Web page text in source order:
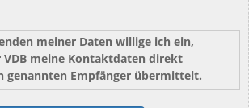
meiner Daten willige ich ein,
VDB meine Kontaktdaten direkt
genannten Empfänger übermittelt.